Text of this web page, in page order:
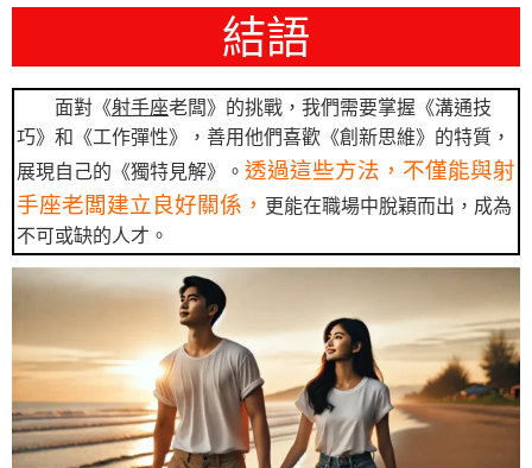
結語
面對《射手座老闆》的挑戰，我們需要掌握《溝通技
巧》和《工作彈性》，善用他們喜歡《創新思維》的特質，
展現自己的《獨特見解》。 透過這些方法，不僅能與射
手座老闆建立良好關係， 更能在職場中脫穎而出，成為
不可或缺的人才。